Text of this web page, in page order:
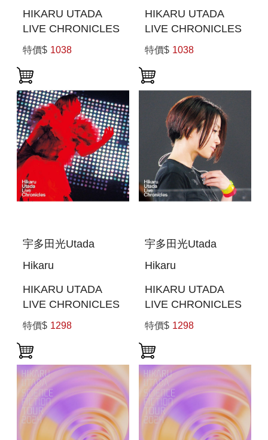
HIKARU UTADA
LIVE CHRONICLES
LUV LIVE (1999) (日
特價$ 1038
HIKARU UTADA
LIVE CHRONICLES
UNPLUGGED
BLU-RAY)
特價$ 1038
宇多田光Utada
Hikaru
HIKARU UTADA
LIVE CHRONICLES
UTADA UNITED
(BLU-RAY))
特價$ 1298
宇多田光Utada
Hikaru
HIKARU UTADA
LIVE CHRONICLES
WILD LIFE (2010)
RAY))
特價$ 1298